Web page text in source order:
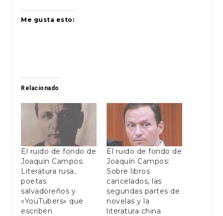
Me gusta esto:
Relacionado
El ruido de fondo de
Joaquín Campos:
Literatura rusa,
poetas
salvadoreños y
«YouTubers» que
escriben
El ruido de fondo de
Joaquín Campos:
Sobre libros
cancelados, las
segundas partes de
novelas y la
literatura china